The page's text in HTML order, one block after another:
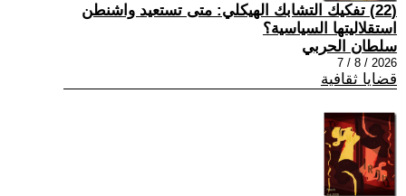
(22) تفكيك التشابك الهيكلي: متى تستعيد واشنطن
استقلاليتها السياسية؟
سلطان الحربي
2026 / 8 / 7
قضايا ثقافية